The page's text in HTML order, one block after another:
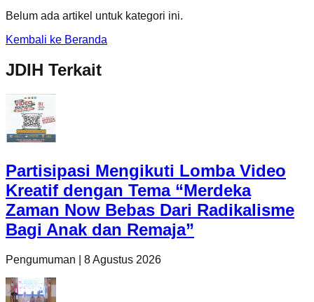
Belum ada artikel untuk kategori ini.
Kembali ke Beranda
JDIH Terkait
Partisipasi Mengikuti Lomba Video
Kreatif dengan Tema “Merdeka
Zaman Now Bebas Dari Radikalisme
Bagi Anak dan Remaja”
Pengumuman 8 Agustus 2026